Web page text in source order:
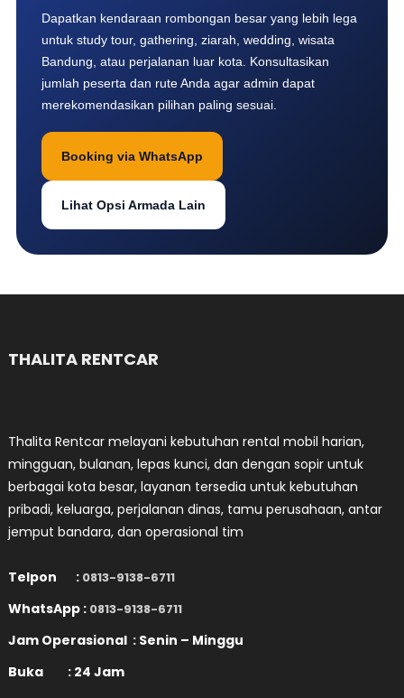
Dapatkan kendaraan rombongan besar yang lebih lega
untuk study tour, gathering, ziarah, wedding, wisata
Bandung, atau perjalanan luar kota. Konsultasikan
jumlah peserta dan rute Anda agar admin dapat
merekomendasikan pilihan paling sesuai.
Booking via WhatsApp
Lihat Opsi Armada Lain
THALITA RENTCAR
Thalita Rentcar melayani kebutuhan rental mobil harian,
mingguan, bulanan, lepas kunci, dan dengan sopir untuk
berbagai kota besar, layanan tersedia untuk kebutuhan
pribadi, keluarga, perjalanan dinas, tamu perusahaan, antar
jemput bandara, dan operasional tim
Telpon : 0813-9138-6711
WhatsApp : 0813-9138-6711
Jam Operasional : Senin – Minggu
Buka : 24 Jam